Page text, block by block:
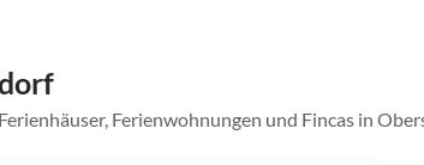
Ferienwohnungen und Fincas in